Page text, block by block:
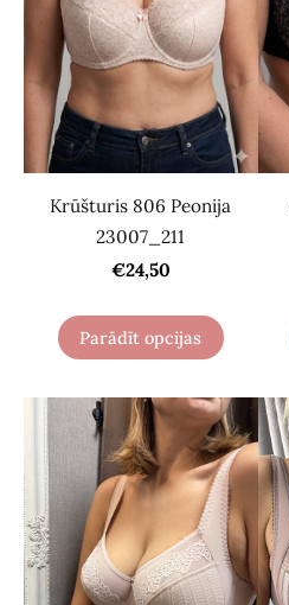
Krūšturis 806 Peonija
23007_211
€24,50
Parādīt opcijas